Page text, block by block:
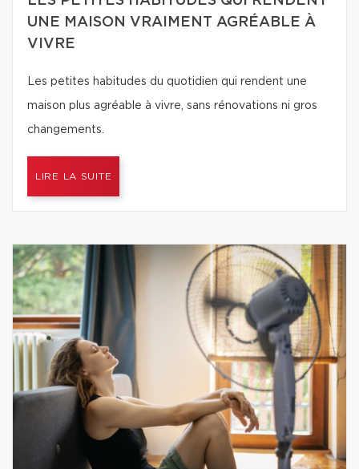
UNE MAISON VRAIMENT AGRÉABLE À
VIVRE
Les petites habitudes du quotidien qui rendent une
maison plus agréable à vivre, sans rénovations ni gros
changements.
LIRE LA SUITE